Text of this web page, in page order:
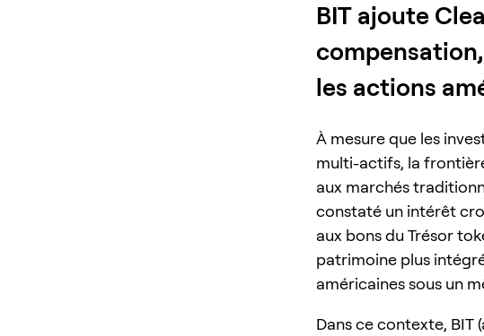
BIT ajoute
les actions
À mesure que les
multi-actifs, la
aux marchés
constaté un intérêt
aux bons du Trésor
patrimoine plus
américaines sous un
Dans ce contexte,